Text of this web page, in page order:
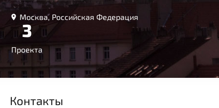
Москва, Российская Федерация
3
Проекта
Контакты